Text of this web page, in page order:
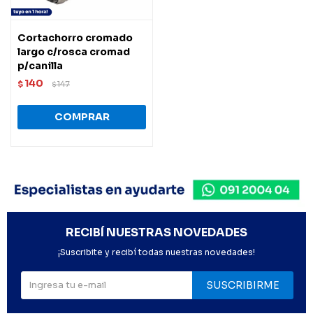
Cortachorro cromado
largo c/rosca cromad
p/canilla
$ 140 $147
RECIBÍ NUESTRAS NOVEDADES
¡Suscribite y recibí todas nuestras novedades!
SUSCRIBIRME